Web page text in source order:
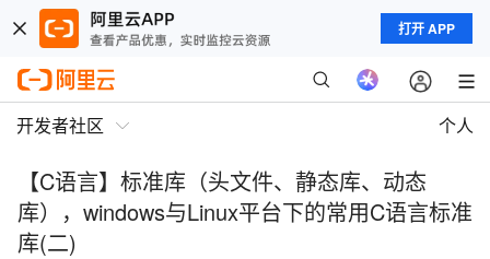
打开 APP
开发者社区 个人
【C语言】标准库（头文件、静态库、动态
库），windows与Linux平台下的常用C语言标准
库(二)